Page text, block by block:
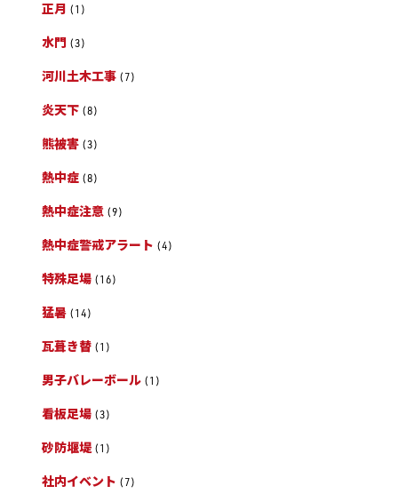
正月 (1)
水門 (3)
河川土木工事 (7)
炎天下 (8)
熊被害 (3)
熱中症 (8)
熱中症注意 (9)
熱中症警戒アラート (4)
特殊足場 (16)
猛暑 (14)
瓦葺き替 (1)
男子バレーボール (1)
看板足場 (3)
砂防堰堤(1)
社内イベント (7)